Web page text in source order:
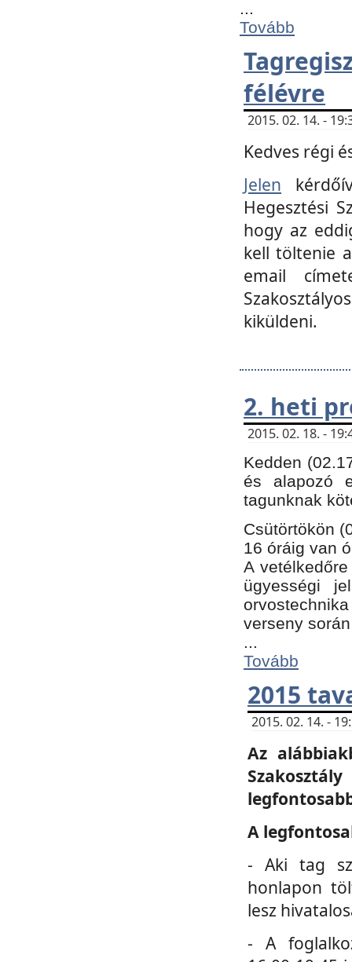
...
Tovább
félévre
2015. 02. 14. -
Kedves régi
Jelen
Hegesztési
hogy az
kell töltenie
email
kiküldeni.
2. heti
2015. 02. 18. -
Kedden
és alapozó
tagunknak
Csütörtökön
16 óráig van
A
ügyességi
verseny
...
Tovább
2015
2015. 02. 14. -
Az
A
- Aki tag
honlapon
lesz
- A